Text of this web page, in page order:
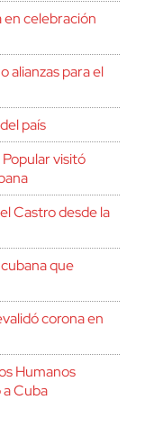
celebración
alianzas para el
país
visitó
Castro desde la
que
corona en
Humanos
Cuba